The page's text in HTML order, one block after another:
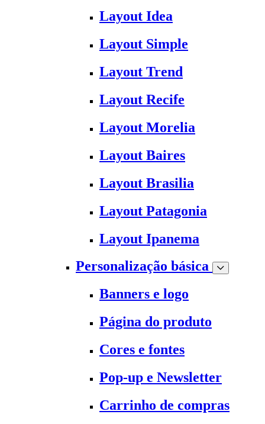
Layout Idea
Layout Simple
Layout Trend
Layout Recife
Layout Morelia
Layout Baires
Layout Brasilia
Layout Patagonia
Layout Ipanema
Personalização básica
Banners e logo
Página do produto
Cores e fontes
Pop-up e Newsletter
Carrinho de compras